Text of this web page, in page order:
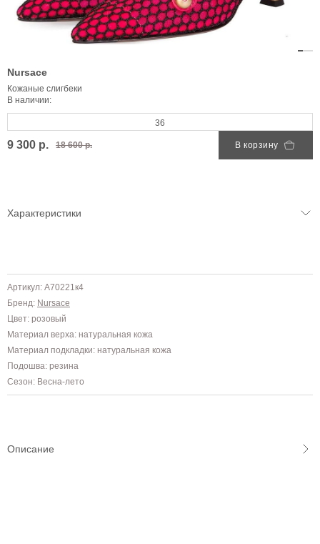
Nursace
Кожаные слигбеки
В наличии:
36
9 300 р. 18 600 р. В корзину
Характеристики
Артикул: A70221к4
Бренд: Nursace
Цвет: розовый
Материал верха: натуральная кожа
Материал подкладки: натуральная кожа
Подошва: резина
Сезон: Весна-лето
Описание